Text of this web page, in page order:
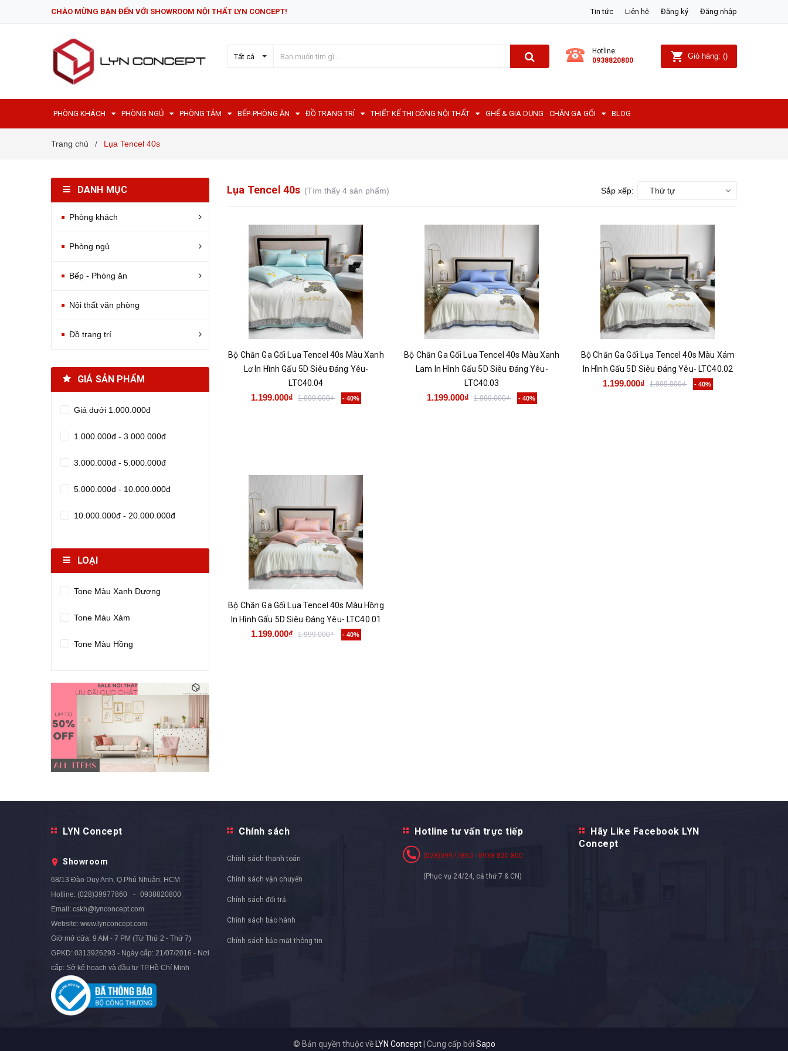
CHÀO MỪNG BẠN ĐẾN VỚI SHOWROOM NỘI THẤT LYN CONCEPT! Tin tức Liên hệ Đăng ký Đăng nhập
Tất cả
Hotline:
0938820800
Giỏ hàng: ()
PHÒNG KHÁCH PHÒNG NGỦ PHÒNG TẮM BẾP-PHÒNG ĂN ĐỒ TRANG TRÍ THIẾT KẾ THI CÔNG NỘI THẤT GHẾ & GIA DỤNG CHĂN GA GỐI BLOG
Trang chủ / Lụa Tencel 40s
Lụa Tencel 40s (Tìm thấy 4 sản phẩm) Sắp xếp: Thứ tự
Bộ Chăn Ga Gối Lụa Tencel 40s Màu Xanh
Lơ In Hình Gấu 5D Siêu Đáng Yêu-
LTC40.04
1.199.000₫ 1.999.000₫ - 40%
Bộ Chăn Ga Gối Lụa Tencel 40s Màu Xanh
Lam In Hình Gấu 5D Siêu Đáng Yêu-
LTC40.03
1.199.000₫ 1.999.000₫ - 40%
Bộ Chăn Ga Gối Lụa Tencel 40s Màu Xám
In Hình Gấu 5D Siêu Đáng Yêu- LTC40.02
1.199.000₫ 1.999.000₫ - 40%
Bộ Chăn Ga Gối Lụa Tencel 40s Màu Hồng
In Hình Gấu 5D Siêu Đáng Yêu- LTC40.01
1.199.000₫ 1.999.000₫ - 40%
DANH MỤC
Phòng khách
Phòng ngủ
Bếp - Phòng ăn
Nội thất văn phòng
Đồ trang trí
GIÁ SẢN PHẨM
Giá dưới 1.000.000đ
1.000.000đ - 3.000.000đ
3.000.000đ - 5.000.000đ
5.000.000đ - 10.000.000đ
10.000.000đ - 20.000.000đ
LOẠI
Tone Màu Xanh Dương
Tone Màu Xám
Tone Màu Hồng
LYN Concept
Showroom
68/13 Đào Duy Anh, Q.Phú Nhuận, HCM
Hotline: (028)39977860
0938820800
Email: cskh@lynconcept.com
Website: www.lynconcept.com
Giờ mở cửa: 9 AM - 7 PM (Từ Thứ 2 - Thứ 7)
GPKD: 0313926293 - Ngày cấp: 21/07/2016 - Nơi
cấp: Sở kế hoạch và đầu tư TP.Hồ Chí Minh
Chính sách
Chính sách thanh toán
Chính sách vận chuyển
Chính sách đổi trả
Chính sách bảo hành
Chính sách bảo mật thông tin
Hotline tư vấn trực tiếp
(028)39977860 - 0938 820 800
(Phục vụ 24/24, cả thứ 7 & CN)
Hãy Like Facebook LYN
Concept
© Bản quyền thuộc vềLYN Concept| Cung cấp bởi Sapo